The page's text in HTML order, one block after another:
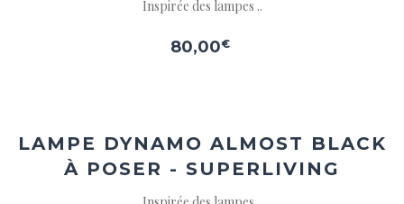
Inspirée des lampes ..
80,00€
LAMPE DYNAMO ALMOST BLACK
À POSER - SUPERLIVING